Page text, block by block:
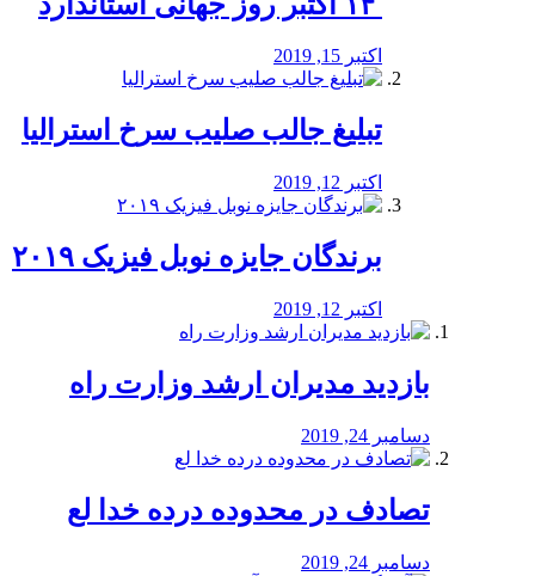
اکتبر 15, 2019
تبلیغ جالب صلیب سرخ استرالیا
اکتبر 12, 2019
برندگان جایزه نوبل فیزیک ۲۰۱۹
اکتبر 12, 2019
بازدید مدیران ارشد وزارت راه
دسامبر 24, 2019
تصادف در محدوده درده خدا لع
دسامبر 24, 2019